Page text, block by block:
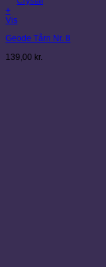
+
Vis
Geode Tårn Nr. 8
139,00 kr.